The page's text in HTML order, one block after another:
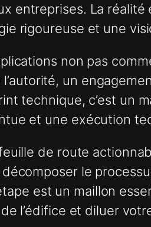
entreprises. La
rigoureuse et une
non pas
un
technique, c’est un
et une exécution
de route
le
est un maillon
l’édifice et diluer